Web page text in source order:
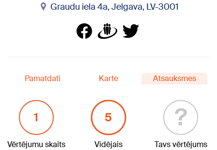
Graudu iela 4a, Jelgava, LV-3001
Pamatdati Karte Atsauksmes
1
Vērtējumu skaits
5
Vidējais
?
Tavs vērtējums